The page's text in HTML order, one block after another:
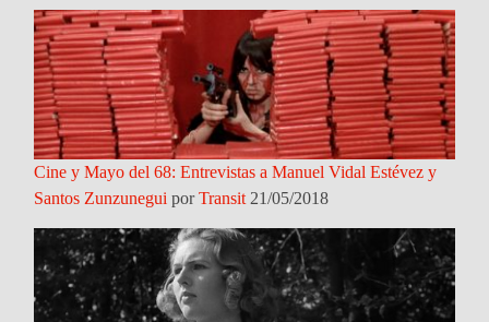
Cine y Mayo del 68: Entrevistas a Manuel Vidal Estévez y
Santos Zunzunegui porTransit 21/05/2018